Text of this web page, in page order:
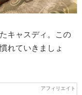
キャスディ。この
れていきましょ